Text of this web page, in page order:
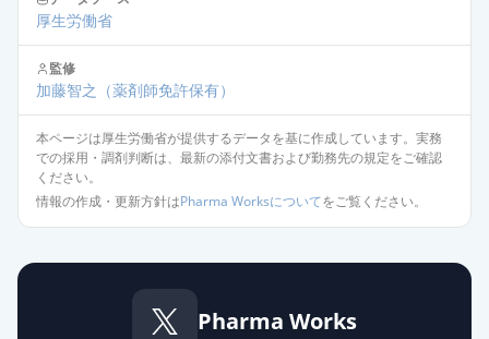
厚生労働省
監修
加藤智之 （薬剤師免許保有）
本ページは厚生労働省が提供するデータを基に作成しています。実務
での採用・調剤判断は、最新の添付文書および勤務先の規定をご確認
ください。
情報の作成・更新方針はPharma Worksについてをご覧ください。
Pharma Works